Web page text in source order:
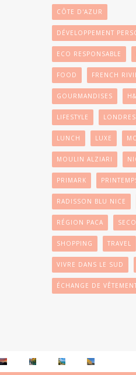
CÔTE D'AZUR
DÉVELOPPEMENT
ECO RESPONSABLE
FOOD FRENCH
GOURMANDISES
LIFESTYLE LONDRES
LUNCH LUXE
MOULIN ALZIARI
PRIMARK
RADISSON BLU NICE
RÉGION PACA
SHOPPING TRAVEL
VIVRE DANS LE SUD
ÉCHANGE DE